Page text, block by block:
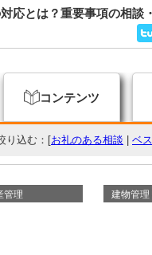
応とは？重要事項の相談
コンテンツ
り込む：[お礼のある相談 ベ
管理 建物管理